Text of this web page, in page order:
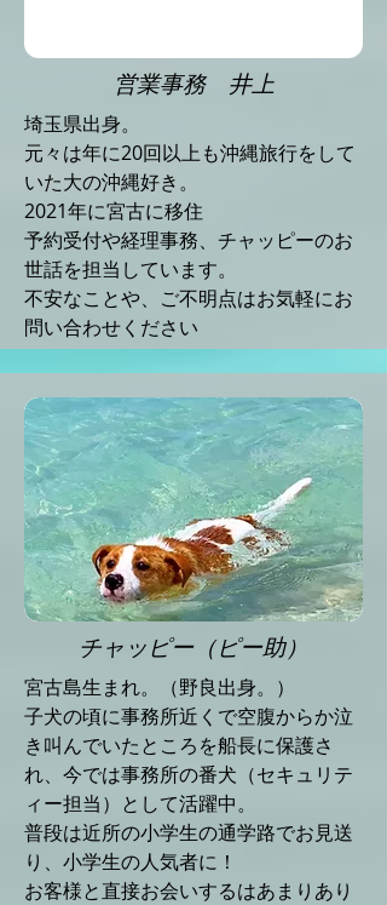
営業事務 井上
埼玉県出身。
元々は年に20回以上も沖縄旅行をして
いた大の沖縄好き。
2021年に宮古に移住
予約受付や経理事務、チャッピーのお
世話を担当しています。
不安なことや、ご不明点はお気軽にお
問い合わせください
チャッピー（ピー助）
宮古島生まれ。（野良出身。）
子犬の頃に事務所近くで空腹からか泣
き叫んでいたところを船長に保護さ
れ、今では事務所の番犬（セキュリテ
ィー担当）として活躍中。
普段は近所の小学生の通学路でお見送
り、小学生の人気者に！
お客様と直接お会いするはあまりあり